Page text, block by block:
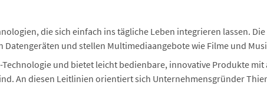
die sich einfach ins tägliche Leben integrieren lassen.
und stellen Multimediaangebote wie Filme und
Technologie und bietet leicht bedienbare, innovative Produkte
An diesen Leitlinien orientiert sich Unternehmensgründer